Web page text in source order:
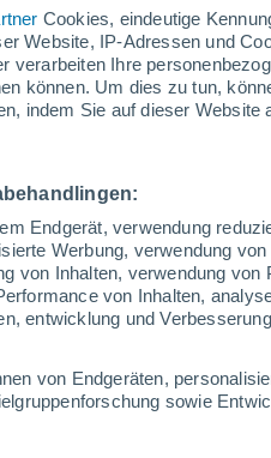
Cookies, eindeutige
Website, IP-Adressen und
verarbeiten Ihre
können. Um dies zu tun,
indem Sie auf dieser Website
Endgerät, verwendung
Werbung, verwendung
von Inhalten, verwendung
von Inhalten,
entwicklung und
von Endgeräten,
sowie
-
0 / 18
Schneehöhe